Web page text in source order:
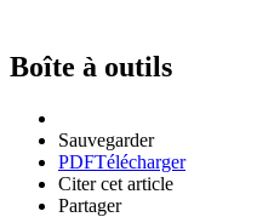
Boîte à outils
Sauvegarder
PDFTélécharger
Citer cet article
Partager